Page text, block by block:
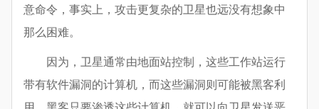
意命令，事实上，攻击更复杂的卫星也远没有想象中
那么困难。
因为，卫星通常由地面站控制，这些工作站运行
带有软件漏洞的计算机，而这些漏洞则可能被黑客利